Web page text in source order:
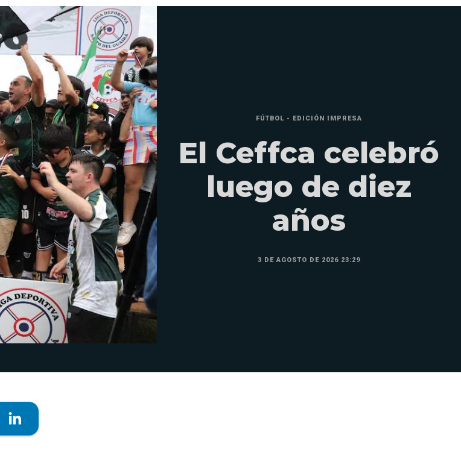
FÚTBOL - EDICIÓN IMPRESA
El Ceffca celebró
luego de diez
años
3 DE AGOSTO DE 2026 23:29